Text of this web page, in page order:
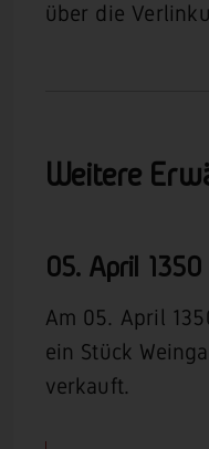
über die
Weitere
05. April 1350
Am 05. April
ein Stück
verkauft.